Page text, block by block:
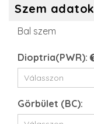
Szem adatok
Bal szem
Dioptria(PWR):
Görbület (BC):